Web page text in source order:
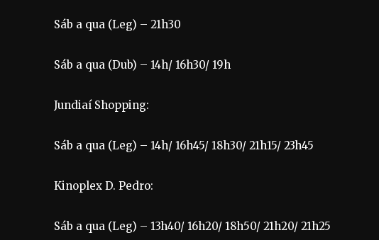
Sáb a qua (Leg) – 21h30
Sáb a qua (Dub) – 14h/ 16h30/ 19h
Jundiaí Shopping:
Sáb a qua (Leg) – 14h/ 16h45/ 18h30/ 21h15/ 23h45
Kinoplex D. Pedro:
Sáb a qua (Leg) – 13h40/ 16h20/ 18h50/ 21h20/ 21h25